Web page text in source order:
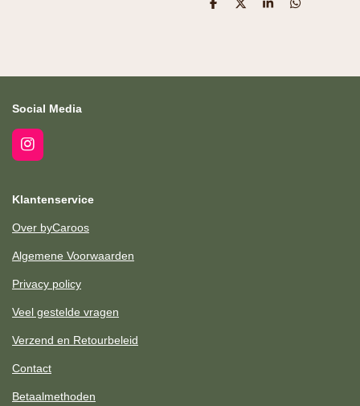
D
D
S
D
Social Media
I
n
a
g
r
a
m
Klantenservice
Over byCaroos
Algemene Voorwaarden
Privacy policy
Veel gestelde vragen
Verzend en Retourbeleid
Contact
Betaalmethoden